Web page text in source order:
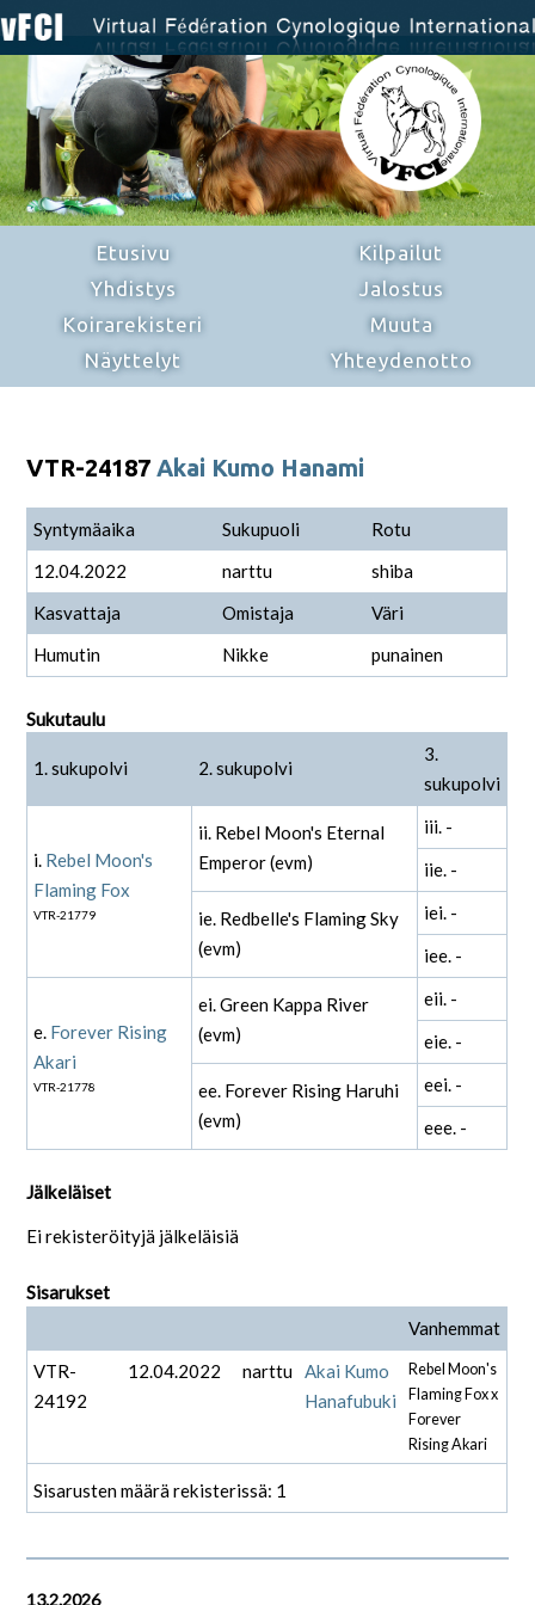
Etusivu
Yhdistys
Koirarekisteri
Näyttelyt
Kilpailut
Jalostus
Muuta
Yhteydenotto
VTR-24187Akai Kumo Hanami
Syntymäaika Sukupuoli
Rotu
12.04.2022
narttu
shiba
Kasvattaja
Omistaja
Väri
Humutin
Nikke punainen
Sukutaulu
1. sukupolvi 2. sukupolvi
3.
sukupolvi
i. Rebel Moon's
Flaming Fox
VTR-21779
ii. Rebel Moon's Eternal
Emperor (evm)
iii. -
iie. -
ie. Redbelle's Flaming Sky
(evm)
iei. -
iee. -
e. Forever Rising
Akari
VTR-21778
ei. Green Kappa River
(evm)
eii. -
eie. -
ee. Forever Rising Haruhi
(evm)
eei. -
eee. -
Jälkeläiset
Ei rekisteröityjä jälkeläisiä
Sisarukset
Vanhemmat
VTR-
24192
12.04.2022 narttu Akai Kumo
Hanafubuki
Rebel Moon's
Flaming Fox x
Forever
Rising Akari
Sisarusten määrä rekisterissä: 1
13.2.2026